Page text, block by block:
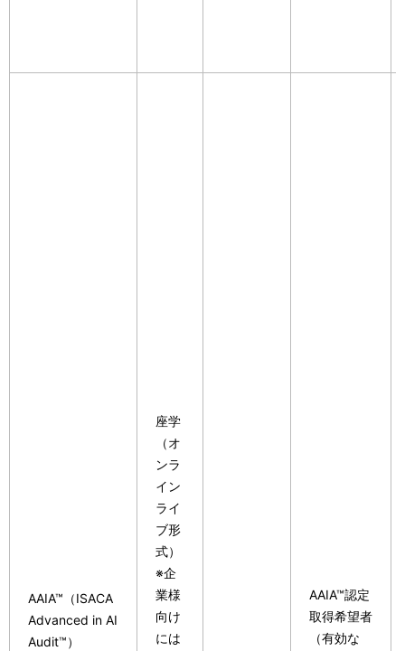
AAIA™（ISACA
Advanced in AI
Audit™）
座学
（オ
ンラ
イン
ライ
ブ形
式）
※企
業様
向け
には
AAIA™認定
取得希望者
（有効な